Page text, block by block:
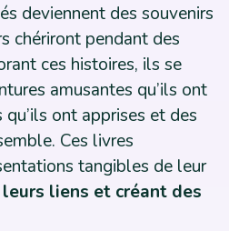
deviennent des souvenirs
chériront pendant des
ces histoires, ils se
amusantes qu’ils ont
ont apprises et des
Ces livres
tangibles de leur
liens et créant des